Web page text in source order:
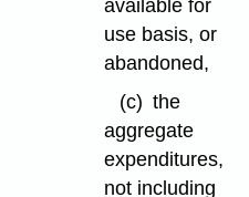
available for
use basis, or
abandoned,
(c) the
aggregate
expenditures,
not including